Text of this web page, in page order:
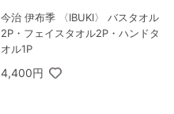
今治 伊布季 〈IBUKI〉 バスタオル
2P・フェイスタオル2P・ハンドタ
オル1P
4,400円